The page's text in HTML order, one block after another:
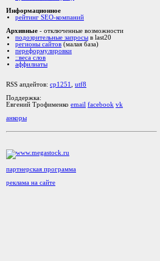
Информационное
рейтинг SEO-компаний
Архивные - отключенные возможности
подозрительные запросы в last20
регионы сайтов (малая база)
переформулировки
::веса слов
аффилиаты
RSS апдейтов: cp1251
utf8
Поддержка:
Евгений Трофименко email facebook vk
анкоры
партнерская программа
реклама на сайте